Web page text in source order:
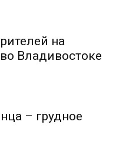
на
Владивостоке
– грудное